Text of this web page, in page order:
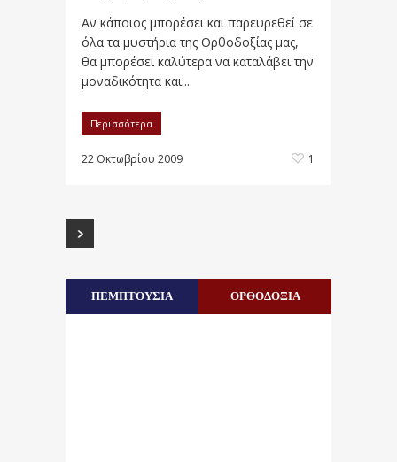
Αν κάποιος μπορέσει και παρευρεθεί σε
όλα τα μυστήρια της Ορθοδοξίας μας,
θα μπορέσει καλύτερα να καταλάβει την
μοναδικότητα και...
Περισσότερα
22 Οκτωβρίου 2009 1
ΠΕΜΠΤΟΥΣΙΑ ΟΡΘΟΔΟΞΙΑ